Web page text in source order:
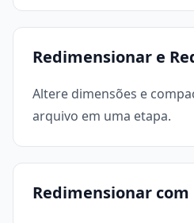
Redimensionar e
Altere dimensões e
arquivo em uma etapa.
Redimensionar